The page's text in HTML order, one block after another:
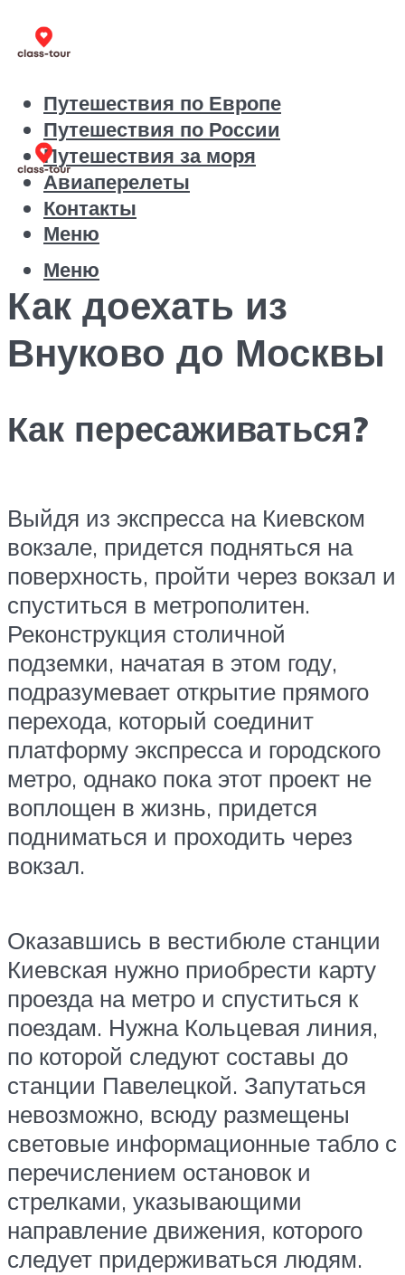
Путешествия по Европе
Путешествия по России
Путешествия за моря
Авиаперелеты
Контакты
Меню
Меню
Как доехать из
Внуково до Москвы
Как пересаживаться?
Выйдя из экспресса на Киевском
вокзале, придется подняться на
поверхность, пройти через вокзал и
спуститься в метрополитен.
Реконструкция столичной
подземки, начатая в этом году,
подразумевает открытие прямого
перехода, который соединит
платформу экспресса и городского
метро, однако пока этот проект не
воплощен в жизнь, придется
подниматься и проходить через
вокзал.
Оказавшись в вестибюле станции
Киевская нужно приобрести карту
проезда на метро и спуститься к
поездам. Нужна Кольцевая линия,
по которой следуют составы до
станции Павелецкой. Запутаться
невозможно, всюду размещены
световые информационные табло с
перечислением остановок и
стрелками, указывающими
направление движения, которого
следует придерживаться людям.